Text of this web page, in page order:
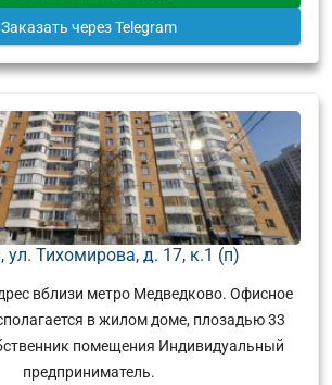
Заказать через Telegram
ул. Тихомирова, д. 17, к.1 (п)
вблизи метро Медведково. Офисное
в жилом доме, плозадью 33
помещения Индивидуальный
предприниматель.